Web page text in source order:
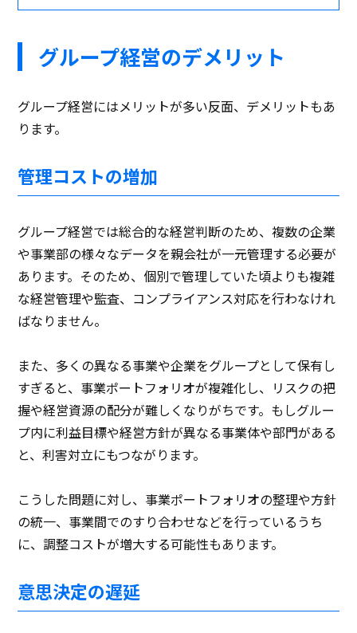
グループ経営のデメリット
グループ経営にはメリットが多い反面、デメリットもあ
ります。
管理コストの増加
グループ経営では総合的な経営判断のため、複数の企業
や事業部の様々なデータを親会社が一元管理する必要が
あります。そのため、個別で管理していた頃よりも複雑
な経営管理や監査、コンプライアンス対応を行わなけれ
ばなりません。
また、多くの異なる事業や企業をグループとして保有し
すぎると、事業ポートフォリオが複雑化し、リスクの把
握や経営資源の配分が難しくなりがちです。もしグルー
プ内に利益目標や経営方針が異なる事業体や部門がある
と、利害対立にもつながります。
こうした問題に対し、事業ポートフォリオの整理や方針
の統一、事業間でのすり合わせなどを行っているうち
に、調整コストが増大する可能性もあります。
意思決定の遅延